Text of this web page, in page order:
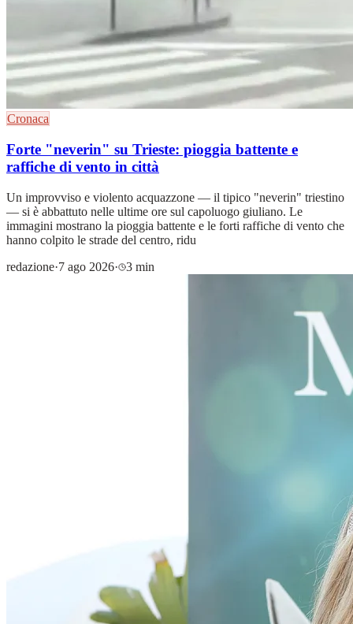
Cronaca
Forte "neverin" su Trieste: pioggia battente e
raffiche di vento in città
Un improvviso e violento acquazzone — il tipico "neverin" triestino
— si è abbattuto nelle ultime ore sul capoluogo giuliano. Le
immagini mostrano la pioggia battente e le forti raffiche di vento che
hanno colpito le strade del centro, ridu
redazione·7 ago 2026· 3 min